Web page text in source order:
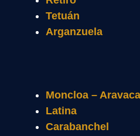
Tetuán
Arganzuela
Moncloa – Aravaca
Latina
Carabanchel